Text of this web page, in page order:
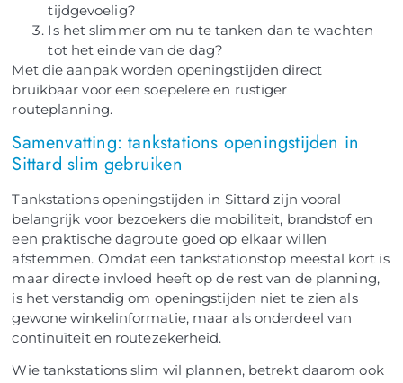
tijdgevoelig?
Is het slimmer om nu te tanken dan te wachten
tot het einde van de dag?
Met die aanpak worden openingstijden direct
bruikbaar voor een soepelere en rustiger
routeplanning.
Samenvatting: tankstations openingstijden in
Sittard slim gebruiken
Tankstations openingstijden in Sittard zijn vooral
belangrijk voor bezoekers die mobiliteit, brandstof en
een praktische dagroute goed op elkaar willen
afstemmen. Omdat een tankstationstop meestal kort is
maar directe invloed heeft op de rest van de planning,
is het verstandig om openingstijden niet te zien als
gewone winkelinformatie, maar als onderdeel van
continuïteit en routezekerheid.
Wie tankstations slim wil plannen, betrekt daarom ook